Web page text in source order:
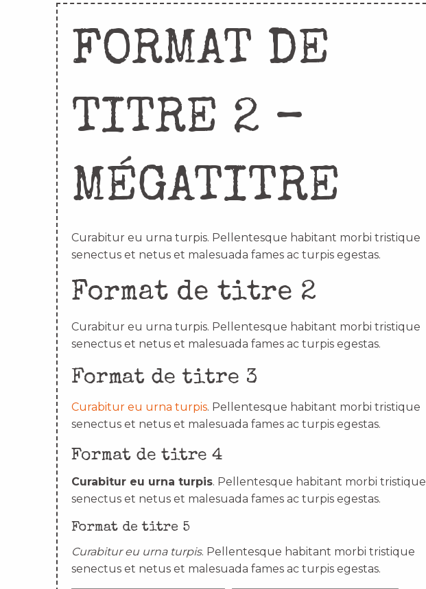
FORMAT DE
TITRE 2 –
MÉGATITRE
Curabitur eu urna turpis. Pellentesque habitant morbi tristique
senectus et netus et malesuada fames ac turpis egestas.
Format de titre 2
Curabitur eu urna turpis. Pellentesque habitant morbi tristique
senectus et netus et malesuada fames ac turpis egestas.
Format de titre 3
Curabitur eu urna turpis. Pellentesque habitant morbi tristique
senectus et netus et malesuada fames ac turpis egestas.
Format de titre 4
Curabitur eu urna turpis. Pellentesque habitant morbi tristique
senectus et netus et malesuada fames ac turpis egestas.
Format de titre 5
Curabitur eu urna turpis. Pellentesque habitant morbi tristique
senectus et netus et malesuada fames ac turpis egestas.